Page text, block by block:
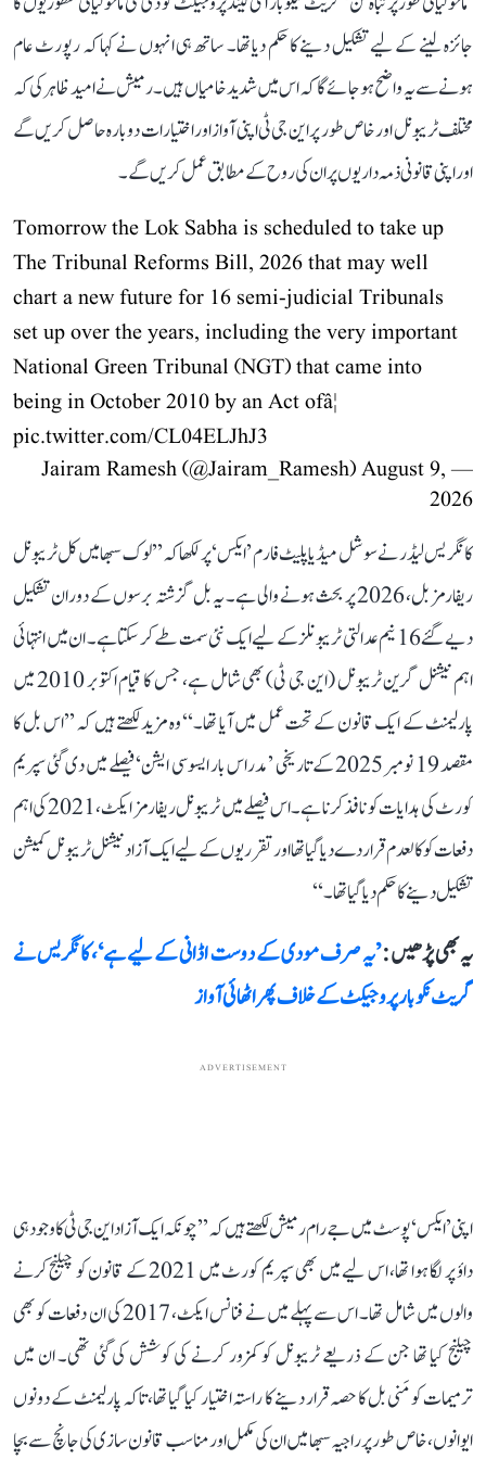
جائزہ لینے کے لیے تشکیل دینے کا حکم دیا تھا۔ ساتھ ہی انہوں نے کہا کہ رپورٹ عام
ہونے سے یہ واضح ہو جائے گا کہ اس میں شدید خامیاں ہیں۔ رمیش نے امید ظاہر کی کہ
مختلف ٹریبونل اور خاص طور پر این جی ٹی اپنی آواز اور اختیارات دوبارہ حاصل کریں گے
اور اپنی قانونی ذمہ داریوں پر ان کی روح کے مطابق عمل کریں گے۔
Tomorrow the Lok Sabha is scheduled to take up
The Tribunal Reforms Bill, 2026 that may well
chart a new future for 16 semi-judicial Tribunals
set up over the years, including the very important
National Green Tribunal (NGT) that came into
being in October 2010 by an Act ofâ¦
pic.twitter.com/CL04ELJhJ3
— Jairam Ramesh (@Jairam_Ramesh)
August 9,
2026
کانگریس لیڈر نے سوشل میڈیا پلیٹ فارم ’ایکس‘ پر لکھا کہ ’’لوک سبھا میں کل ٹریبونل
ریفارمز بل، 2026 پر بحث ہونے والی ہے۔ یہ بل گزشتہ برسوں کے دوران تشکیل
دیے گئے 16 نیم عدالتی ٹریبونلز کے لیے ایک نئی سمت طے کر سکتا ہے۔ ان میں انتہائی
اہم نیشنل گرین ٹریبونل (این جی ٹی) بھی شامل ہے، جس کا قیام اکتوبر 2010 میں
پارلیمنٹ کے ایک قانون کے تحت عمل میں آیا تھا۔‘‘ وہ مزید لکھتے ہیں کہ ’’اس بل کا
مقصد 19 نومبر 2025 کے تاریخی ’مدراس بار ایسوسی ایشن‘ فیصلے میں دی گئی سپریم
کورٹ کی ہدایات کو نافذ کرنا ہے۔ اس فیصلے میں ٹریبونل ریفارمز ایکٹ، 2021 کی اہم
دفعات کو کالعدم قرار دے دیا گیا تھا اور تقرریوں کے لیے ایک آزاد نیشنل ٹریبونل کمیشن
تشکیل دینے کا حکم دیا گیا تھا۔‘‘
یہ بھی پڑھیں :’یہ صرف مودی کے دوست اڈانی کے لیے ہے‘، کانگریس نے
گریٹ نکوبار پروجیکٹ کے خلاف پھر اٹھائی آواز
ADVERTISEMENT
اپنی ’ایکس‘ پوسٹ میں جے رام رمیش لکھتے ہیں کہ ’’چونکہ ایک آزاد این جی ٹی کا وجود ہی
داؤ پر لگا ہوا تھا، اس لیے میں بھی سپریم کورٹ میں 2021 کے قانون کو چیلنج کرنے
والوں میں شامل تھا۔ اس سے پہلے میں نے فنانس ایکٹ، 2017 کی ان دفعات کو بھی
چیلنج کیا تھا جن کے ذریعے ٹریبونل کو کمزور کرنے کی کوشش کی گئی تھی۔ ان میں
ترمیمات کو مَنی بل کا حصہ قرار دینے کا راستہ اختیار کیا گیا تھا، تاکہ پارلیمنٹ کے دونوں
ایوانوں، خاص طور پر راجیہ سبھا میں ان کی مکمل اور مناسب قانون سازی کی جانچ سے بچا